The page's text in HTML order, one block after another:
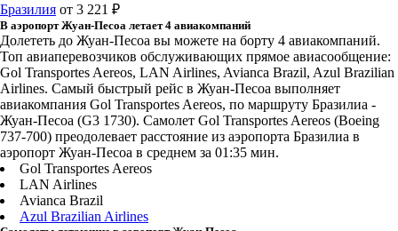
Бразилия от 3 221 ₽
В аэропорт Жуан-Песоа летает 4 авиакомпаний
Долететь до Жуан-Песоа вы можете на борту 4 авиакомпаний.
Топ авиаперевозчиков обслуживающих прямое авиасообщение:
Gol Transportes Aereos, LAN Airlines, Avianca Brazil, Azul Brazilian
Airlines. Самый быстрый рейс в Жуан-Песоа выполняет
авиакомпания Gol Transportes Aereos, по маршруту Бразилиа -
Жуан-Песоа (G3 1730). Самолет Gol Transportes Aereos (Boeing
737-700) преодолевает расстояние из аэропорта Бразилиа в
аэропорт Жуан-Песоа в среднем за 01:35 мин.
Gol Transportes Aereos
LAN Airlines
Avianca Brazil
Azul Brazilian Airlines